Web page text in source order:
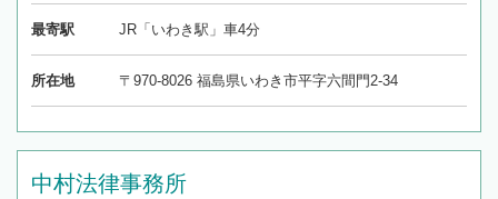
最寄駅 JR「いわき駅」車4分
所在地 〒970-8026 福島県いわき市平字六間門2-34
中村法律事務所